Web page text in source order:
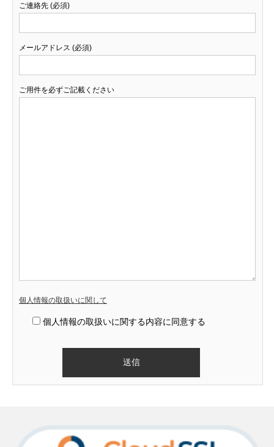
ご連絡先 (必須)
メールアドレス (必須)
ご用件を必ずご記載ください
個人情報の取扱いに関して
個人情報の取扱いに関する内容に同意する